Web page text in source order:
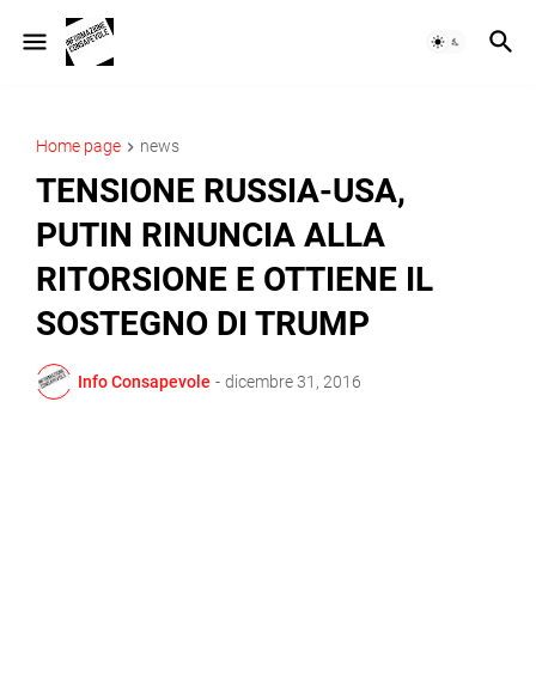
Home page news
TENSIONE RUSSIA-USA,
PUTIN RINUNCIA ALLA
RITORSIONE E OTTIENE IL
SOSTEGNO DI TRUMP
Info Consapevole - dicembre 31, 2016